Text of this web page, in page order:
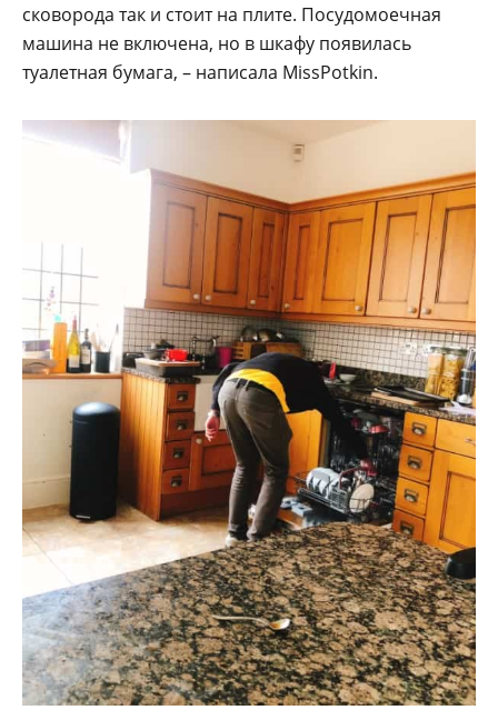
сковорода так и стоит на плите. Посудомоечная
машина не включена, но в шкафу появилась
туалетная бумага, – написала MissPotkin.